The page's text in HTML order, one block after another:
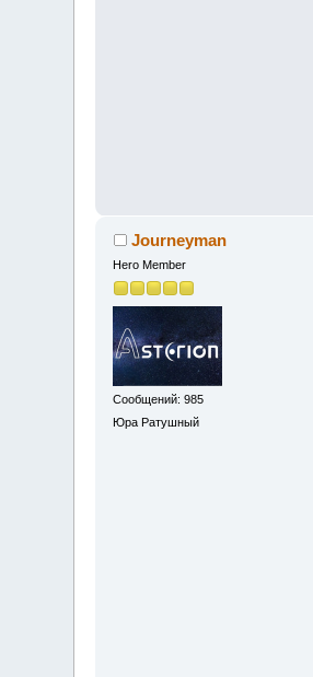
Journeyman
Hero Member
Сообщений: 985
Юра Ратушный